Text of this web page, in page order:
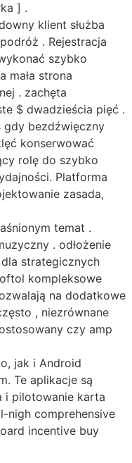
] .
klient służba
. Rejestracja
szybko
mała strona
. zachęta
$ dwadzieścia pięć .
gdy bezdźwięczny
konserwować
rolę do szybko
Platforma
zasada,
temat .
. odłożenie
strategicznych
kompleksowe
na dodatkowe
, niezrównane
czy amp
jak i Android
Te aplikacje są
i pilotowanie karta
nigh comprehensive
incentive buy